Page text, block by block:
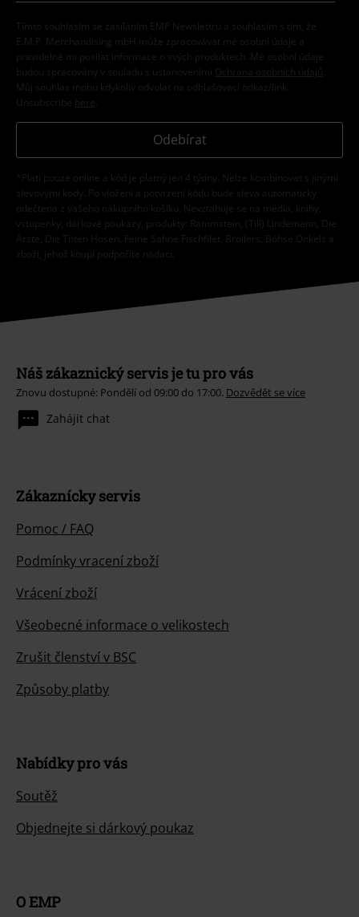
Tímto souhlasím se zasíláním EMP Newslettru a souhlasím s tím, že
E.M.P. Merchandising mbH může zpracovávat mé osobní údaje a
pravidelně mi posílat informace o svých produktech. Mé osobní údaje
budou zpracovány v souladu s ustanoveními
Ochrana osobních údajů
Můj souhlas mohu kdykoliv odvolat na odhlašovací odkaz/link.
Unsubscribe here
Odebírat
*Platí pouze online a kód je platný jen 4 týdny. Nelze kombinovat s jinými
slevovými kódy. Po vložení a potvrzení kódu bude sleva automaticky
odečtena z vašeho nákupního košíku. Nevztahuje se na média, knihy,
vstupenky, dárkové poukazy, produkty: Rammstein, (Till) Lindemann, Die
Ärzte, Die Toten Hosen, Feine Sahne Fischfilet, Broilers, Böhse Onkelz a
zboží, jehož koupí podpoříte nadaci.
Náš zákaznický servis je tu pro vás
Znovu dostupné: Pondělí od 09:00 do 17:00. Dozvědět se více
Zahájit chat
Zákaznícky servis
Pomoc / FAQ
Podmínky vracení zboží
Vrácení zboží
Všeobecné informace o velikostech
Zrušit členství v BSC
Způsoby platby
Nabídky pro vás
Soutěž
Objednejte si dárkový poukaz
O EMP